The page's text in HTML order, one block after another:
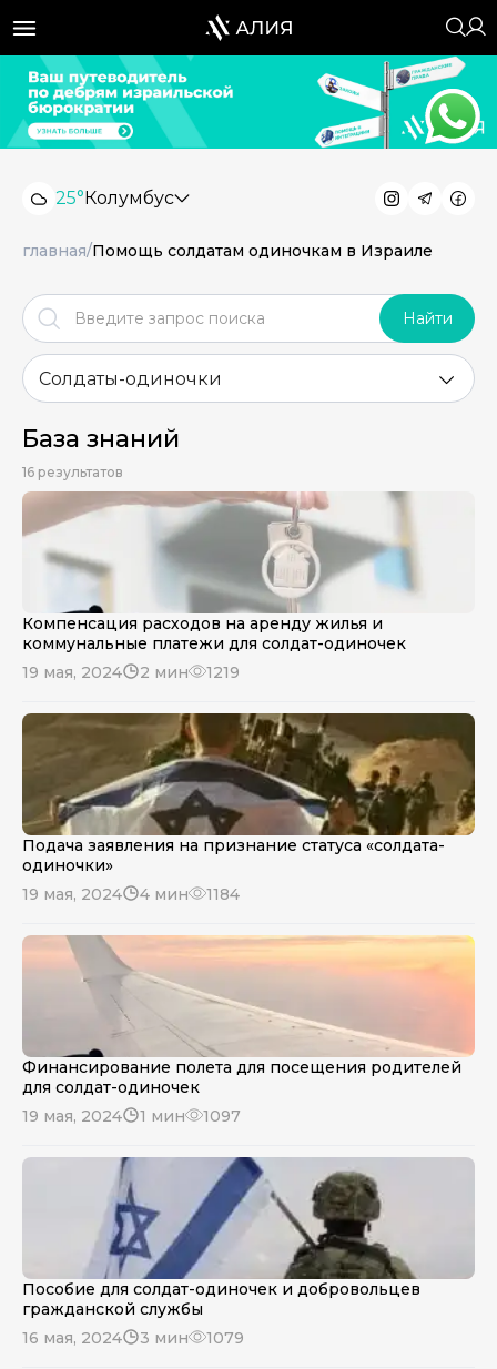
25° Колумбус
главная/Помощь солдатам одиночкам в Израиле
Найти
Солдаты-одиночки
База знаний
16 результатов
19 мая, 2024 2 мин 1219
Компенсация расходов на аренду жилья и
коммунальные платежи для солдат-одиночек
19 мая, 2024 4 мин 1184
Подача заявления на признание статуса «солдата-
одиночки»
19 мая, 2024 1 мин 1097
Финансирование полета для посещения родителей
для солдат-одиночек
16 мая, 2024 3 мин 1079
Пособие для солдат-одиночек и добровольцев
гражданской службы